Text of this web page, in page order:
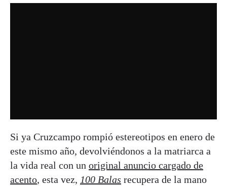
Si ya Cruzcampo rompió estereotipos en enero de
este mismo año, devolviéndonos a la matriarca a
la vida real con un original anuncio cargado de
acento, esta vez, 100 Balas recupera de la mano